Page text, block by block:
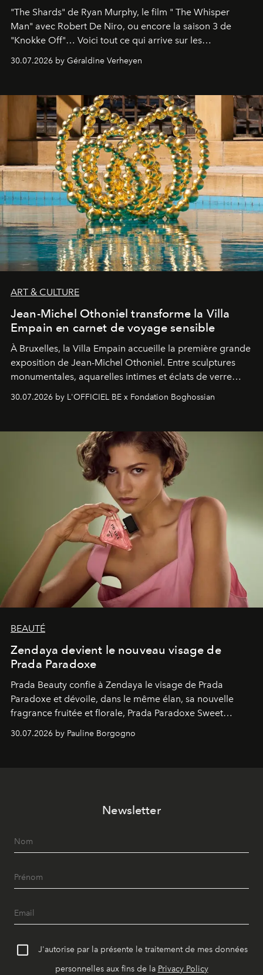
"The Shards" de Ryan Murphy, le film " The Whisper
Man" avec Robert De Niro, ou encore la saison 3 de
"Knokke Off"… Voici tout ce qui arrive sur les
30.07.2026 by Géraldine Verheyen
ART & CULTURE
Jean-Michel Othoniel transforme la Villa
Empain en carnet de voyage sensible
À Bruxelles, la Villa Empain accueille la première grande
exposition de Jean-Michel Othoniel. Entre sculptures
monumentales, aquarelles intimes et éclats de verre
émotionnel où chaque œuvre devient le souvenir
émerveillement.
30.07.2026 by L'OFFICIEL BE x Fondation Boghossian
BEAUTÉ
Zendaya devient le nouveau visage de
Prada Paradoxe
Prada Beauty confie à Zendaya le visage de Prada
Paradoxe et dévoile, dans le même élan, sa nouvelle
fragrance fruitée et florale, Prada Paradoxe Sweet
30.07.2026 by Pauline Borgogno
Newsletter
J'autorise par la présente le traitement de mes données
personnelles aux fins de la Privacy Policy